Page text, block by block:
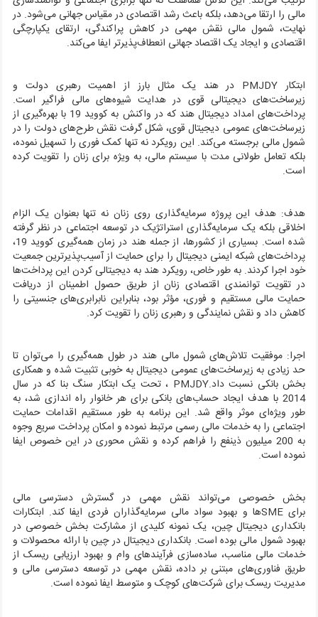
مالی را ارتقا می‌دهد، بلکه باعث رشد اقتصادی در مقیاس جهانی می‌شود. در
نهایت، شمول مالی نقش مهمی در کاهش پراکندگی، ارتقای یکپارچگی
اقتصادی و ایجاد یک اقتصاد جهانی انعطاف‌پذیرتر ایفا می‌کند.
ابتکار PMJDY
در هند یک مثال بارز از اهمیت رهبری دولت و
زیرساخت‌های دیجیتالی قوی در هدایت شیوه‌های مالی فراگیر است.
پرداخت‌های امداد دیجیتال هند که در واکنش به کووید 19 با بهره‌گیری از
زیرساخت‌های عمومی دیجیتال قوی، شکل گرفت نقش طرح‌های دولت را در
شمول مالی برجسته می‌کند. این رویکرد نه تنها کمک فوری را تسهیل نموده،
بلکه تعامل طولانی مدت با سیستم مالی، به ویژه برای زنان را تقویت کرده
است.
هدف: هدف این پروژه سرمایهگذاری روی زنان نه تنها بعنوان یک الزام
اخلاقی بلکه یک سرمایه‌گذاری استراتژیک در توسعه اجتماعی در نظر گرفته
شده است. بسیاری از کشورها، از جمله هند در زمان همه‌گیری کووید 19،
پرداخت‌های شبکه ایمنی دیجیتال را برای حمایت از آسیب‌پذیرترین جمعیت
خود اجرا کردند. به طور خاص، رویکرد هند به دیجیتالی کردن این پرداخت‌ها
در تقویت توانمندی اقتصادی زنان از طریق حصول اطمینان از دریافت
حمایت مالی مستقیم و فوری، مؤثر بود، بنابراین نابرابری‌های جنسیتی را
کاهش داد و نقش نمایندگی و رهبری زنان را تقویت کرد.
اجرا: موفقیت تلاش‌های شمول مالی هند در طول همه‌گیری را می‌توان تا
حد زیادی به زیرساخت‌های عمومی دیجیتال به خوبی تثبیت شده و همکاری
بخش بانکی نسبت داد.PMJDY
، تحت یک ابتکار سنگ بنا که در سال
2014 با هدف ایجاد حساب‌های بانکی برای هر خانوار راه اندازی شد، به
طور ویژه‌ای موثر واقع شد. این برنامه به طور مستقیم اقدامات حمایت
اجتماعی را به خدمات مالی رسمی مرتبط نموده و امکان پرداخت سریع وجوه
به 200 میلیون ذینفع را فراهم کرده و نقش محوری در این خصوص ایفا
نموده است.
بخش خصوصی می‌تواند نقش مهمی در گسترش دسترسی مالی
برایSME‌ها و بهبود سواد مالی سرمایه‌گذاران فردی ایفا کند. ابتکارات
بانکداری دیجیتال چین، یک نمونه کلیدی از مشارکت بخش خصوصی در
بهبود شمول مالی بوده است. بانکداری دیجیتال در چین با ارائه محصولات و
خدمات مالی مناسب، ساده‌سازی فرآیندهای وام و بهبود ارزیابی ریسک از
طریق فناوری‌های مبتنی بر داده، نقش مهمی در توسعه دسترسی مالی و
مدیریت ریسک برای شرکت‌های کوچک و متوسط ایفا نموده است.